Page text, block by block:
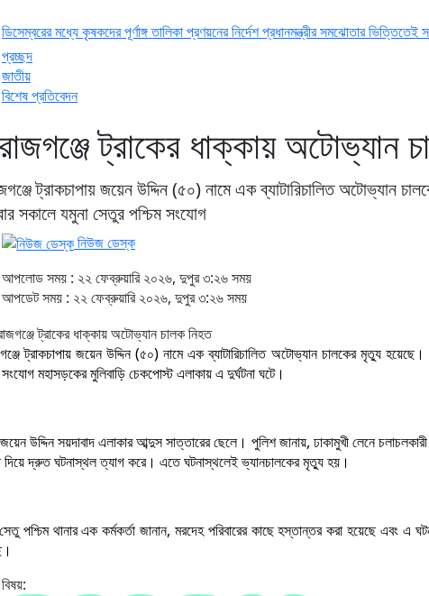
কৃষকদের পূর্ণাঙ্গ তালিকা প্রণয়নের নির্দেশ প্রধানমন্ত্রীরসমঝোতার ভিত্তিতেই সংবিধান সংশোধন
প্রচ্ছদ
জাতীয়
বিশেষ প্রতিবেদন
ট্রাকের ধাক্কায় অটোভ্যান
ট্রাকচাপায় জয়েন উদ্দিন (৫০) নামে এক ব্যাটারিচালিত অটোভ্যান
সকালে যমুনা সেতুর পশ্চিম সংযোগ
নিউজ ডেস্ক
আপলোড সময় : ২২ ফেব্রুয়ারি ২০২৬, দুপুর ৩:২৬ সময়
আপডেট সময় : ২২ ফেব্রুয়ারি ২০২৬, দুপুর ৩:২৬ সময়
ট্রাকচাপায় জয়েন উদ্দিন (৫০) নামে এক ব্যাটারিচালিত অটোভ্যান চালকের মৃত্যু
সংযোগ মহাসড়কের মুলিবাড়ি চেকপোস্ট এলাকায় এ দুর্ঘটনা ঘটে।
উদ্দিন সয়দাবাদ এলাকার আব্দুস সাত্তারের ছেলে। পুলিশ জানায়, ঢাকামুখী লেনে
দিয়ে দ্রুত ঘটনাস্থল ত্যাগ করে। এতে ঘটনাস্থলেই ভ্যানচালকের মৃত্যু হয়।
পশ্চিম থানার এক কর্মকর্তা জানান, মরদেহ পরিবারের কাছে হস্তান্তর করা হয়েছে এবং এ
বিষয়: